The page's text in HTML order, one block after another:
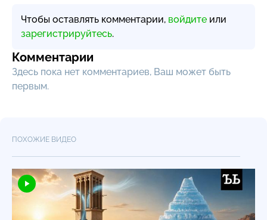
Чтобы оставлять комментарии, войдите или
зарегистрируйтесь.
Комментарии
Здесь пока нет комментариев, Ваш может быть
первым.
ПОХОЖИЕ ВИДЕО